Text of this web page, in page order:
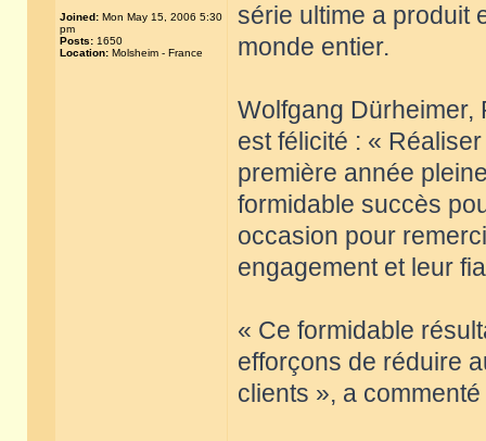
Joined: Mon May 15, 2006 5:30
pm
Posts: 1650
Location: Molsheim - France
série ultime a produit
monde entier.
Wolfgang Dürheimer,
est félicité : «
première année
formidable succès
occasion pour
engagement et leur
« Ce formidable
efforçons de réduire
clients », a